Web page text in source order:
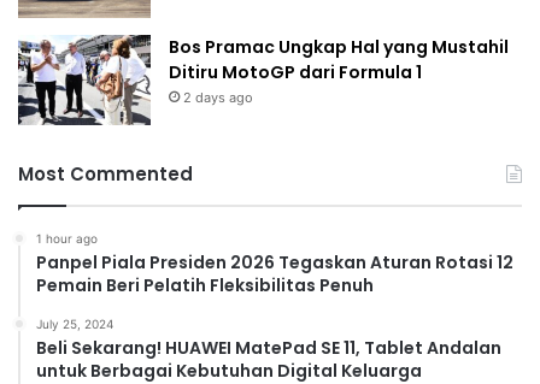
Bos Pramac Ungkap Hal yang Mustahil
Ditiru MotoGP dari Formula 1
2 days ago
Most Commented
1 hour ago
Panpel Piala Presiden 2026 Tegaskan Aturan Rotasi 12
Pemain Beri Pelatih Fleksibilitas Penuh
July 25, 2024
Beli Sekarang! HUAWEI MatePad SE 11, Tablet Andalan
untuk Berbagai Kebutuhan Digital Keluarga